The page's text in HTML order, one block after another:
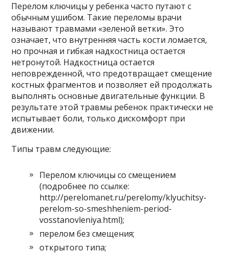
Перелом ключицы у ребенка часто путают с
обычным ушибом. Такие переломы врачи
называют травмами «зеленой ветки». Это
означает, что внутренняя часть кости ломается,
но прочная и гибкая надкостница остается
нетронутой. Надкостница остается
неповрежденной, что предотвращает смещение
костных фрагментов и позволяет ей продолжать
выполнять основные двигательные функции. В
результате этой травмы ребенок практически не
испытывает боли, только дискомфорт при
движении.
Типы травм следующие:
Перелом ключицы со смещением
(подробнее по ссылке:
http://perelomanet.ru/perelomy/klyuchitsy-
perelom-so-smeshheniem-period-
vosstanovleniya.html);
перелом без смещения;
открытого типа;